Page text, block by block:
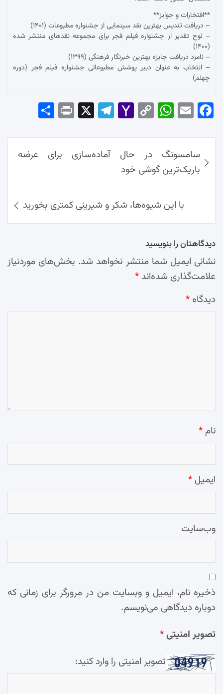
**افتخارات و جوایز**
– دریافت تندیس بهترین نقد سینمایی از جشنواره مطبوعات (۱۴۰۱)
– لوح تقدیر از جشنواره فیلم فجر برای مجموعه نقدهای منتشر شده
(۱۴۰۰)
– نامزد دریافت جایزه بهترین خبرنگار فرهنگی (۱۳۹۹)
– انتخاب به عنوان دبیر پوشش مطبوعاتی جشنواره فیلم فجر (دوره
چهلم)
Fac
ok
Em
Wh
Ap
Co
Lin
k
Yah
Mai
Tel
am
Pri
راهبری
نوشته‌ها
سامسونگ در حال آماده‌سازی برای عرضه
باریک‌ترین گوشی خود
با این شیوه‌ها، شکر و شیرینی کمتری بخورید
دیدگاهتان را بنویسید
نشانی ایمیل شما منتشر نخواهد شد. بخش‌های موردنیاز
علامت‌گذاری شده‌اند *
دیدگاه *
نام *
ایمیل *
وب‌سایت
ذخیره نام، ایمیل و وبسایت من در مرورگر برای زمانی که
دوباره دیدگاهی می‌نویسم.
تصویر امنیتی*
تصویر امنیتی را وارد کنید: